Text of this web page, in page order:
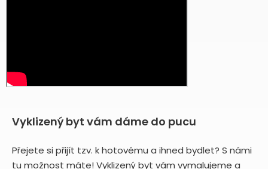
Vyklizený byt vám dáme do pucu
Přejete si přijít tzv. k hotovému a ihned bydlet? S námi
tu možnost máte! Vyklizený byt vám vymalujeme a